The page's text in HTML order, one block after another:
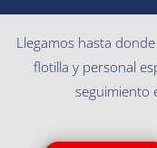
Llegamos hasta
flotilla y personal
seguimiento